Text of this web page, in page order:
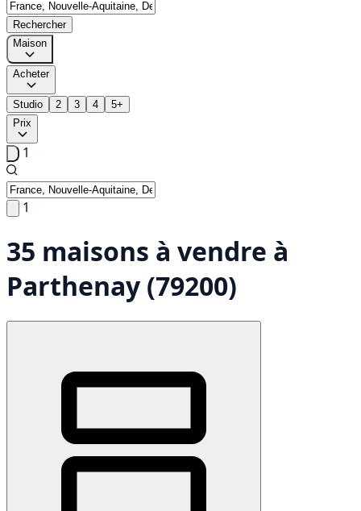
Rechercher
Maison
Acheter
Studio 2 3 4
5+
Prix
1
1
35 maisons à vendre à
Parthenay (79200)